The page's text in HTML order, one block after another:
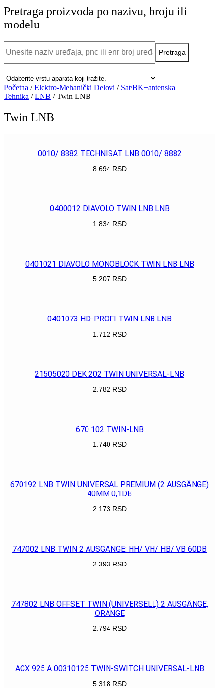
Pretraga proizvoda po nazivu, broju ili
modelu
Početna /Elektro-Mehanički Delovi / Sat/BK+antenska
Tehnika /LNB / Twin LNB
Twin LNB
0010/ 8882 TECHNISAT LNB 0010/ 8882
8.694 RSD
0400012 DIAVOLO TWIN LNB LNB
1.834 RSD
0401021 DIAVOLO MONOBLOCK TWIN LNB LNB
5.207 RSD
0401073 HD-PROFI TWIN LNB LNB
1.712 RSD
21505020 DEK 202 TWIN UNIVERSAL-LNB
2.782 RSD
670 102 TWIN-LNB
1.740 RSD
670192 LNB TWIN UNIVERSAL PREMIUM (2 AUSGÄNGE)
40MM 0,1DB
2.173 RSD
747002 LNB TWIN 2 AUSGÄNGE: HH/ VH/ HB/ VB 60DB
2.393 RSD
747802 LNB OFFSET TWIN (UNIVERSELL) 2 AUSGÄNGE,
ORANGE
2.794 RSD
ACX 925 A 00310125 TWIN-SWITCH UNIVERSAL-LNB
5.318 RSD